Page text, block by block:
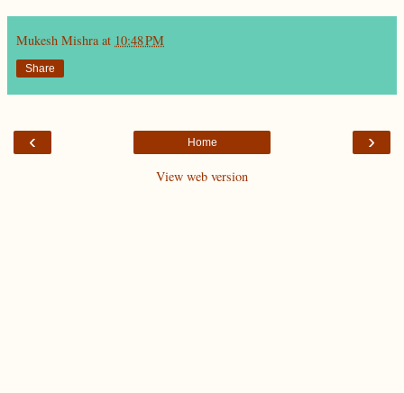
Mukesh Mishra at 10:48 PM
Share
‹ ›
Home
View web version